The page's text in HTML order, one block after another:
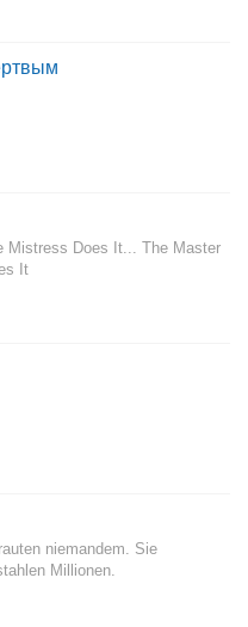
Mistress Does It... The Master
It
niemandem. Sie
Millionen.